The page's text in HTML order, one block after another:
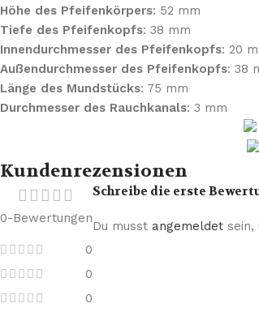
Höhe des Pfeifenkörpers: 52 mm
Tiefe des Pfeifenkopfs: 38 mm
Innendurchmesser des Pfeifenkopfs: 20
Außendurchmesser des Pfeifenkopfs: 38
Länge des Mundstücks: 75 mm
Durchmesser des Rauchkanals: 3 mm
Kundenrezensionen
0-Bewertungen
0
0
0
Schreibe die erste
Du musst angemeldet sein,